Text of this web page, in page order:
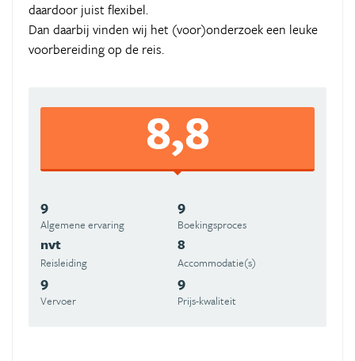
daardoor juist flexibel.
Dan daarbij vinden wij het (voor)onderzoek een leuke
voorbereiding op de reis.
8,8
9
Algemene ervaring
9
Boekingsproces
nvt
Reisleiding
8
Accommodatie(s)
9
Vervoer
9
Prijs-kwaliteit